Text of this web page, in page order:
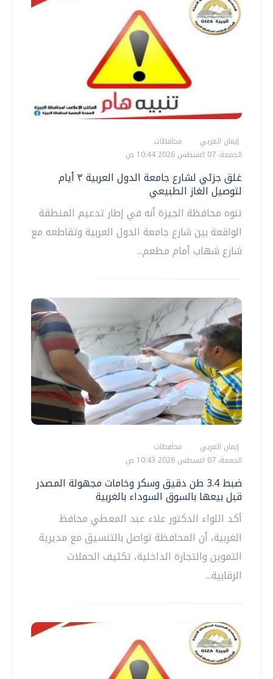
إيمان العربي
محافظات
الجمعة، 07 اغسطس 2026 10:44 ص
غلق جزئي لشارع جامعة الدول العربية ٣ أيام
لتوصيل الغاز الطبيعي
تنوه محافظة الجيزة أنه في إطار تدعيم المنطقة
الواقعة بين شارع جامعة الدول العربية وتقاطعه مع
شارع شهاب أمام مطعم...
إيمان العربي
محافظات
الجمعة، 07 اغسطس 2026 10:43 ص
ضبط 3.4 طن دقيق وسكر وخامات مجهولة المصدر
قبل بيعها بالسوق السوداء بالغربية
أكد اللواء الدكتور علاء عبد المعطي محافظ
الغربية، أن المحافظة تواصل بالتنسيق مع مديرية
التموين والتجارة الداخلية، تكثيف الحملات
الرقابية...